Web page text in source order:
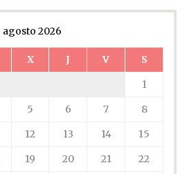
agosto 2026
X J V
S
1
5 6 7
8
12 13 14
15
19 20 21
22